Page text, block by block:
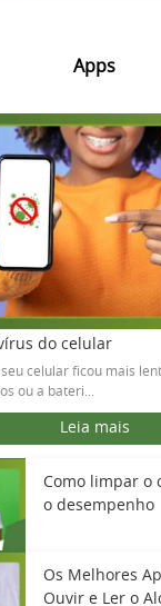
Apps
do celular
celular ficou mais
ou a bateri...
Leia mais
Como limpar o
o desempenho
Os Melhores
Ouvir e Ler o